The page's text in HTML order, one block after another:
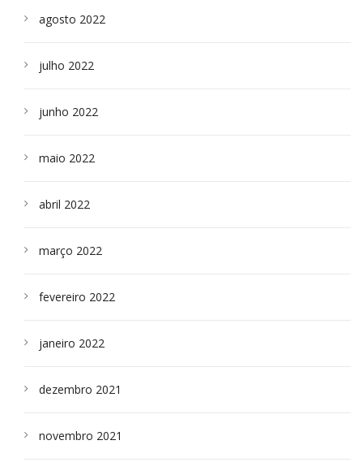
agosto 2022
julho 2022
junho 2022
maio 2022
abril 2022
março 2022
fevereiro 2022
janeiro 2022
dezembro 2021
novembro 2021